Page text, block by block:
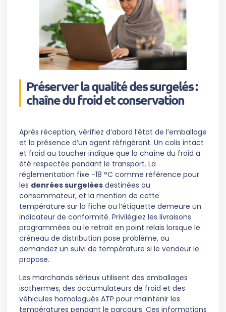
Préserver la qualité des surgelés :
chaîne du froid et conservation
Après réception, vérifiez d’abord l’état de l’emballage
et la présence d’un agent réfrigérant. Un colis intact
et froid au toucher indique que la chaîne du froid a
été respectée pendant le transport. La
réglementation fixe -18 °C comme référence pour
les denrées surgelées destinées au
consommateur, et la mention de cette
température sur la fiche ou l’étiquette demeure un
indicateur de conformité. Privilégiez les livraisons
programmées ou le retrait en point relais lorsque le
créneau de distribution pose problème, ou
demandez un suivi de température si le vendeur le
propose.
Les marchands sérieux utilisent des emballages
isothermes, des accumulateurs de froid et des
véhicules homologués ATP pour maintenir les
températures pendant le parcours. Ces informations